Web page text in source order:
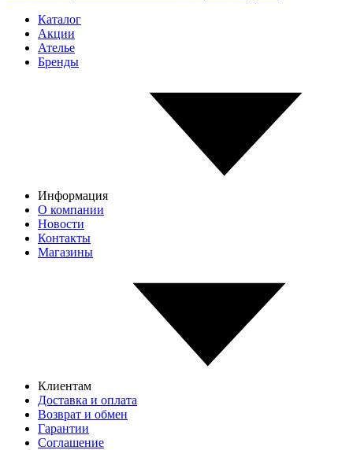
Каталог
Акции
Ателье
Бренды
Информация
О компании
Новости
Контакты
Магазины
Клиентам
Доставка и оплата
Возврат и обмен
Гарантии
Соглашение